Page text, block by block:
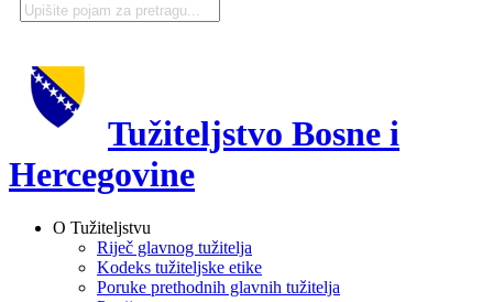
Tužiteljstvo Bosne i
Hercegovine
O Tužiteljstvu
Riječ glavnog tužitelja
Kodeks tužiteljske etike
Poruke prethodnih glavnih tužitelja